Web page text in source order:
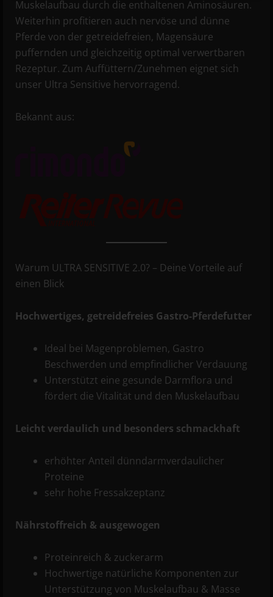
Muskelaufbau durch die enthaltenen Aminosäuren.
Weiterhin profitieren auch nervöse und dünne
Pferde von der getreidefreien, Magensäure
puffernden und gleichzeitig optimal verwertbaren
Rezeptur. Zum Auffüttern/Zunehmen eignet sich
unser Ultra Sensitive hervorragend.
Bekannt aus:
Warum ULTRA SENSITIVE 2.0? – Deine Vorteile auf
einen Blick
Hochwertiges, getreidefreies Gastro-Pferdefutter
Ideal bei Magenproblemen, Gastro
Beschwerden und empfindlicher Verdauung
Unterstützt eine gesunde Darmflora und
fördert die Vitalität und den Muskelaufbau
Leicht verdaulich und besonders schmackhaft
erhöhter Anteil dünndarmverdaulicher
Proteine
sehr hohe Fressakzeptanz
Nährstoffreich & ausgewogen
Proteinreich & zuckerarm
Hochwertige natürliche Komponenten zur
Unterstützung von Muskelaufbau & Masse